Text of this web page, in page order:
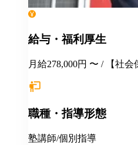
給与・福利厚生
月給278,000円 〜 / 【社会保険】 健康保険、厚生年金保
報奨金制度 交通費支給
断 長短貸付 再雇用制度 永年勤続表
住宅手当月1万円一律支給
職種・指導形態
塾講師/個別指導